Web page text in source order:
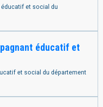
éducatif et
et social du département